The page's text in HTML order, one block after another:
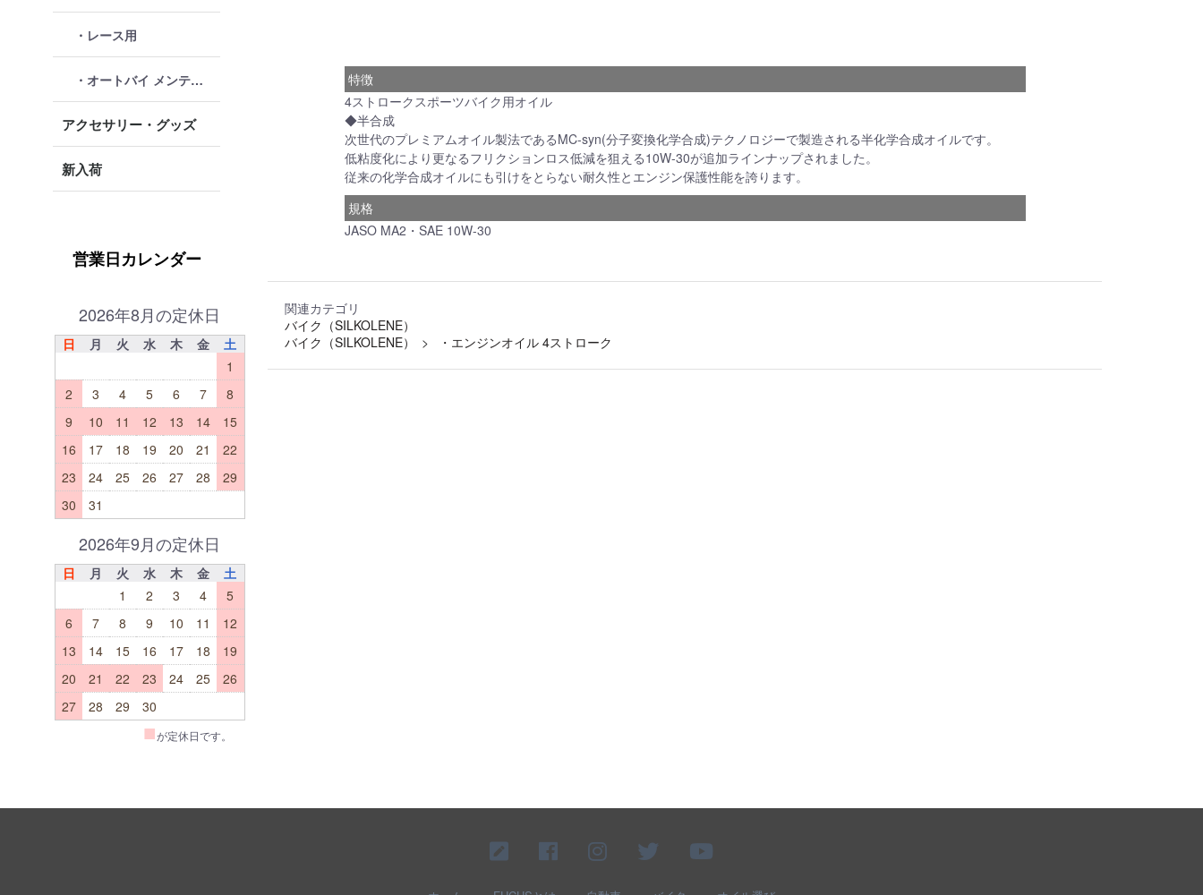
・レース用
・オートバイ メンテナンス
アクセサリー・グッズ
新入荷
営業日カレンダー
2026年8月の定休日
日 月 火 水 木 金
土
1
2
3 4 5 6 7
8
9
10 11 12 13 14
15
16
17 18 19 20 21
22
23
24 25 26 27 28
29
30
31
2026年9月の定休日
日 月 火 水 木 金
土
1
2 3 4
5
6
7 8 9 10 11
12
13
14 15 16 17 18
19
20
21 22 23 24 25
26
27
28 29 30
■が定休日です。
特徴
4ストロークスポーツバイク用オイル
◆半合成
次世代のプレミアムオイル製法であるMC-syn(分子変換化学合成)テクノロジーで製造される半化学合成オイルです。
低粘度化により更なるフリクションロス低減を狙える10W-30が追加ラインナップされました。
従来の化学合成オイルにも引けをとらない耐久性とエンジン保護性能を誇ります。
規格
JASO MA2・SAE 10W-30
関連カテゴリ
バイク（SILKOLENE）
バイク（SILKOLENE）
・エンジンオイル 4ストローク